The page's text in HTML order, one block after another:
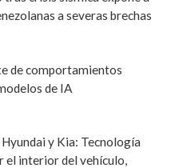
a severas brechas
de comportamientos
de IA
y Kia: Tecnología
el interior del vehículo,